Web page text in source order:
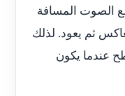
الصوت المسافة
ثم يعود. لذلك
عندما يكون